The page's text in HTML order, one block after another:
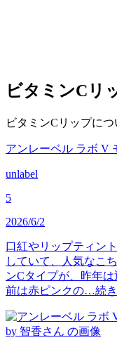
ビタミンCリ
ビタミンCリップに
アンレーベル ラボ V
unlabel
5
2026/6/2
口紅やリップティン
していて、人気なこ
ンCタイプが、昨年
前は赤ピンクの…続